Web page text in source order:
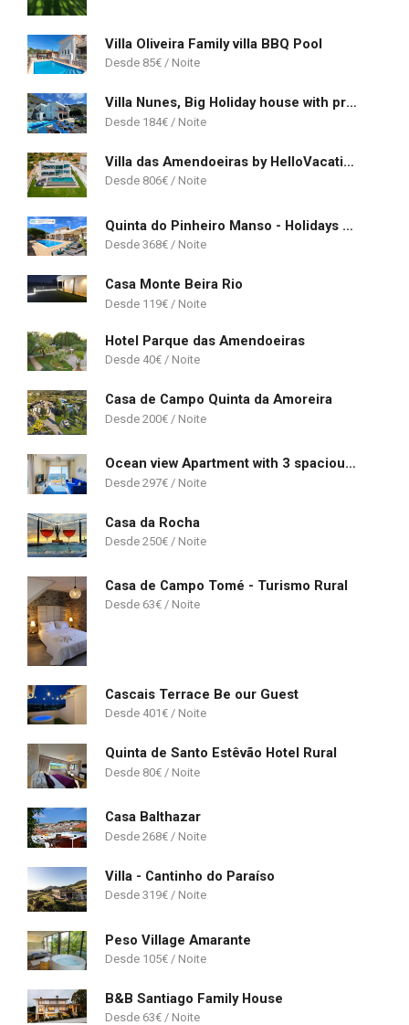
Villa Oliveira Family villa BBQ Pool
85€
Villa Nunes, Big Holiday house with private pool
184€
Villa das Amendoeiras by HelloVacations
806€
Quinta do Pinheiro Manso - Holidays Villa - Marinha Beach
368€
Casa Monte Beira Rio
119€
Hotel Parque das Amendoeiras
40€
Casa de Campo Quinta da Amoreira
200€
Ocean view Apartment with 3 spacious Terraces, 2 Swimming pools & Tennis court
297€
Casa da Rocha
250€
Casa de Campo Tomé - Turismo Rural
63€
Cascais Terrace Be our Guest
401€
Quinta de Santo Estêvão Hotel Rural
80€
Casa Balthazar
268€
Villa - Cantinho do Paraíso
319€
Peso Village Amarante
105€
B&B Santiago Family House
63€